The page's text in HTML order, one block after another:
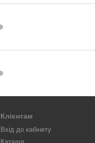
Клієнтам
Вхід до кабінету